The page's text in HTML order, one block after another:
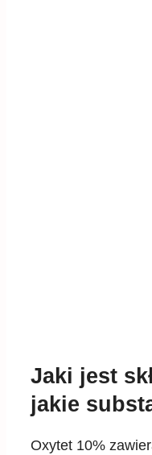
Jaki jest
jakie
Oxytet 10%